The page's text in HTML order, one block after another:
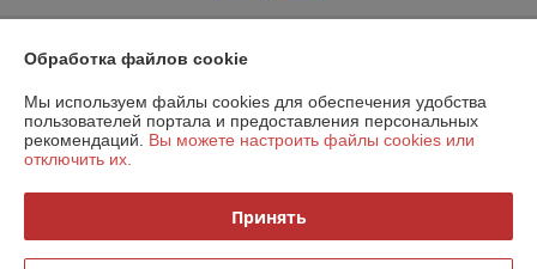
Информация для покупателя
Индивидуальный предприниматель:ИП Кондаревич Дмитрий
Николаевич
Брестская область, Ивацевичский район, аг. Ходаки, ул. Михнюка, д. 19.
комитет
Обработка файлов cookie
Мы используем файлы cookies для обеспечения удобства
пользователей портала и предоставления персональных
рекомендаций. Вы можете настроить файлы cookies или
отключить их.
Принять